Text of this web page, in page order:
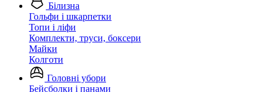
Білизна
Гольфи і шкарпетки
Топи і ліфи
Комплекти, труси, боксери
Майки
Колготи
Головні убори
Бейсболки і панами